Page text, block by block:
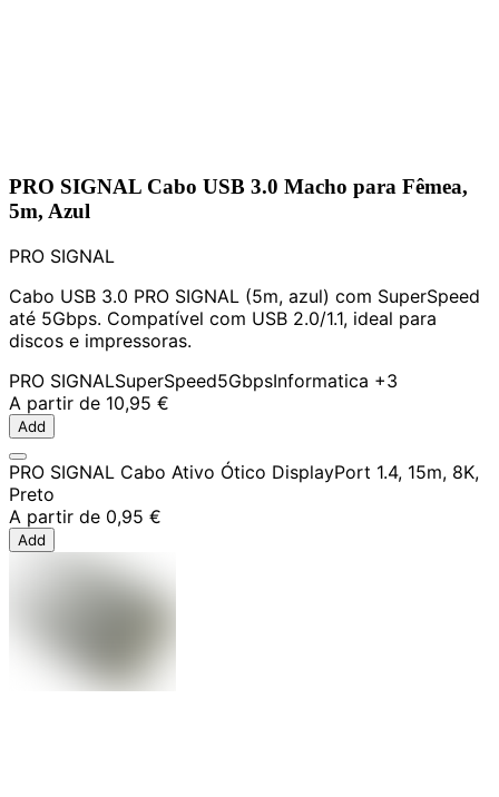
PRO SIGNAL Cabo USB 3.0 Macho para Fêmea,
5m, Azul
PRO SIGNAL
Cabo USB 3.0 PRO SIGNAL (5m, azul) com SuperSpeed
até 5Gbps. Compatível com USB 2.0/1.1, ideal para
discos e impressoras.
PRO SIGNALSuperSpeed5GbpsInformatica +3
A partir de 10,95 €
Add
PRO SIGNAL Cabo Ativo Ótico DisplayPort 1.4, 15m, 8K,
Preto
A partir de 0,95 €
Add